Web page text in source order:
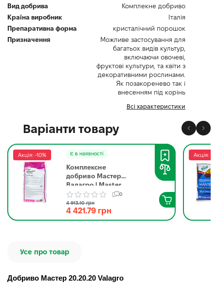
Вид добрива
Комплекне добриво
Країна виробник
Італія
Препаративна форма
кристалічний порошок
Призначення
Можливе застосування для
багатьох видів культур,
включаючи овочеві,
фруктові культури, та квіти з
декоративними рослинами.
Як позакоренево так і
внесенням під корінь
Всі характеристики
Варіанти товару
Акція: -10% Є в наявності
Комплексне
добриво Мастер
Валагро | Master
NPK 20.20.20 Valagro
(Італія) 25 кг
0
4 913.10 грн
4 421.79 грн
Акція: -
Усе про товар
Добриво Мастер 20.20.20 Valagro